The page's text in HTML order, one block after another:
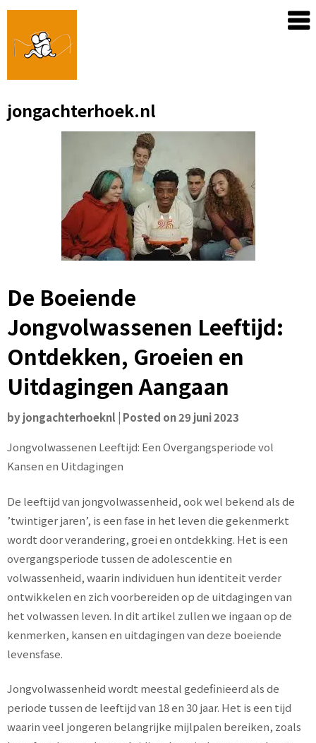
Skip
content
jongachterhoek.nl
De Boeiende
Jongvolwassenen Leeftijd:
Ontdekken, Groeien en
Uitdagingen Aangaan
byjongachterhoeknl Posted on29 juni 2023
Jongvolwassenen Leeftijd: Een Overgangsperiode vol
Kansen en Uitdagingen
De leeftijd van jongvolwassenheid, ook wel bekend als de
’twintiger jaren’, is een fase in het leven die gekenmerkt
wordt door verandering, groei en ontdekking. Het is een
overgangsperiode tussen de adolescentie en
volwassenheid, waarin individuen hun identiteit verder
ontwikkelen en zich voorbereiden op de uitdagingen van
het volwassen leven. In dit artikel zullen we ingaan op de
kenmerken, kansen en uitdagingen van deze boeiende
levensfase.
Jongvolwassenheid wordt meestal gedefinieerd als de
periode tussen de leeftijd van 18 en 30 jaar. Het is een tijd
waarin veel jongeren belangrijke mijlpalen bereiken, zoals